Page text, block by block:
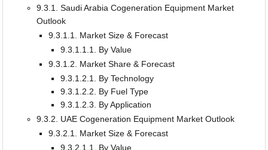
9.3.1. Saudi Arabia Cogeneration Equipment Market
Outlook
9.3.1.1. Market Size & Forecast
9.3.1.1.1. By Value
9.3.1.2. Market Share & Forecast
9.3.1.2.1. By Technology
9.3.1.2.2. By Fuel Type
9.3.1.2.3. By Application
9.3.2. UAE Cogeneration Equipment Market Outlook
9.3.2.1. Market Size & Forecast
9.3.2.1.1. By Value